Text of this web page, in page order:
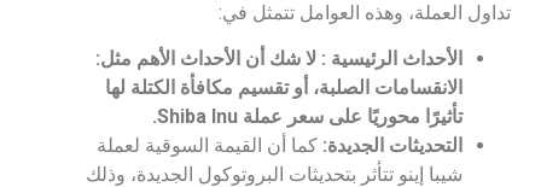
تداول العملة، وهذه العوامل تتمثل في:
الأحداث الرئيسية : لا شك أن الأحداث الأهم مثل:
الانقسامات الصلبة، أو تقسيم مكافأة الكتلة لها
تأثيرًا محوريًا على سعر عملة Shiba Inu.
التحديثات الجديدة: كما أن القيمة السوقية لعملة
شيبا إينو تتأثر بتحديثات البروتوكول الجديدة، وذلك